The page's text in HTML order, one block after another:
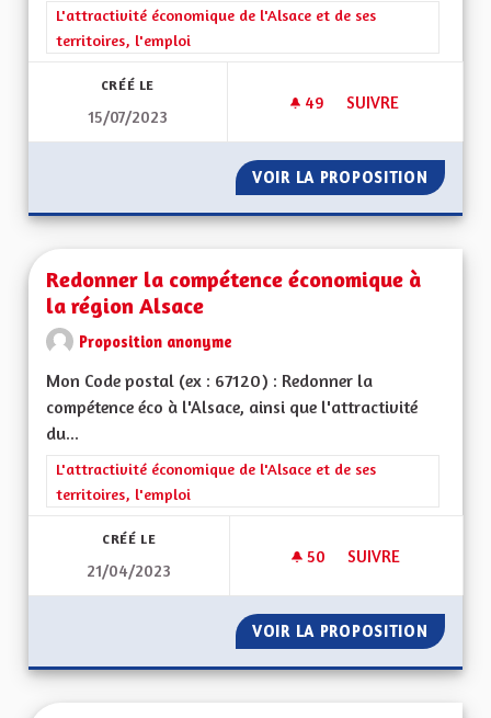
Filtrer les résultats de la catégorie : L'attractivité
L'attractivité économique de l'Alsace et de ses
territoires, l'emploi
CRÉÉ LE
15/07/2023
49 49 ABONNÉS
SUIVRE
VOIR LA PROPOSITION
Redonner la compétence économique à
la région Alsace
Proposition anonyme
Mon Code postal (ex : 67120) : Redonner la
compétence éco à l'Alsace, ainsi que l'attractivité
du...
Filtrer les résultats de la catégorie : L'attractivité
L'attractivité économique de l'Alsace et de ses
territoires, l'emploi
CRÉÉ LE
21/04/2023
50 50 ABONNÉS
SUIVRE
VOIR LA PROPOSITION